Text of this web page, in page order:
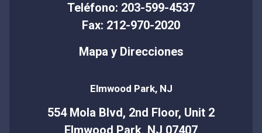
Teléfono: 203-599-4537
Fax: 212-970-2020
Mapa y Direcciones
Elmwood Park, NJ
554 Mola Blvd, 2nd Floor, Unit 2